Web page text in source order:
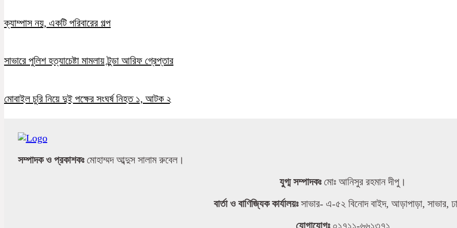
ক্যাম্পাস নয়, একটি পরিবারের গল্প
সাভারে পুলিশ হত্যাচেষ্টা মামলায় টুন্ডা আরিফ গ্রেপ্তার
মোবাইল চুরি নিয়ে দুই পক্ষের সংঘর্ষ নিহত ১, আটক ২
সম্পাদক ও প্রকাশকঃমোহাম্মদ আব্দুস সালাম রুবেল।
যুগ্ম সম্পাদকঃমোঃ আনিসুর রহমান দীপু।
বার্তা ও বাণিজ্যিক কার্যালয়ঃসাভার- এ-৫২ বিনোদ বাইদ, আড়াপাড়া, সাভার,
যোগাযোগঃ০১৭১১-৬৬১৩৭১